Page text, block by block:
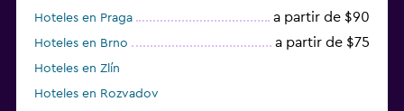
Hoteles en Praga a partir de $90
Hoteles en Brno a partir de $75
Hoteles en Zlín
Hoteles en Rozvadov